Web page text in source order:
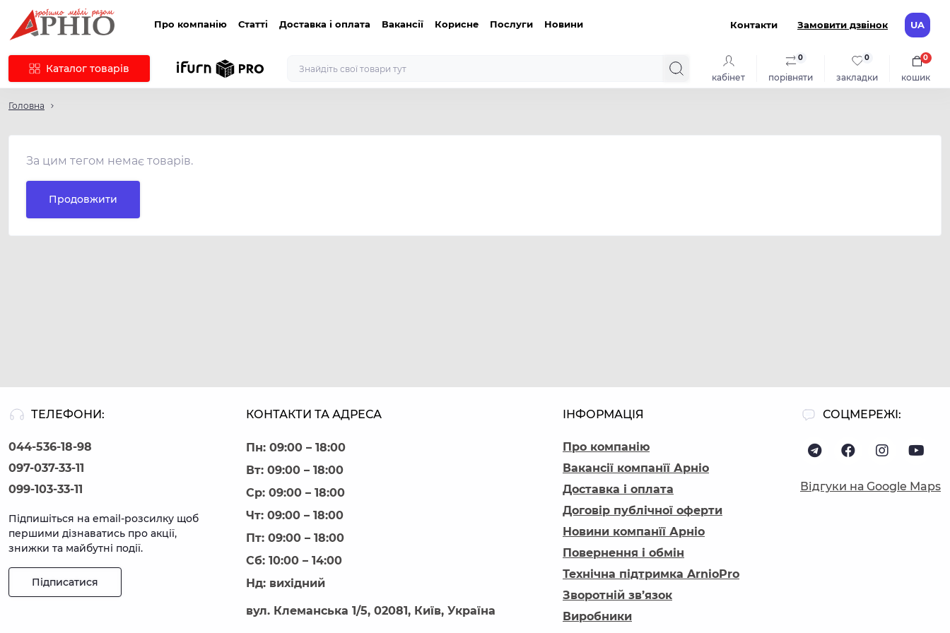
Про компанію Статті Доставка і оплата Вакансії Корисне Послуги Новини Контакти Замовити дзвінок UA
Каталог товарів
кабінет порівняти
0
закладки
0
кошик
0
Головна
За цим тегом немає товарів.
Продовжити
ТЕЛЕФОНИ:
044-536-18-98
097-037-33-11
099-103-33-11
Підпишіться на email-розсилку щоб
першими дізнаватись про акції,
знижки та майбутні події.
Підписатися
КОНТАКТИ ТА АДРЕСА
Пн: 09:00 – 18:00
Вт: 09:00 – 18:00
Ср: 09:00 – 18:00
Чт: 09:00 – 18:00
Пт: 09:00 – 18:00
Сб: 10:00 – 14:00
Нд: вихідний
вул. Клеманська 1/5, 02081, Київ, Україна
ІНФОРМАЦІЯ
Про компанію
Вакансії компанїї Арніо
Доставка і оплата
Договір публічної оферти
Новини компанїї Арніо
Повернення і обмін
Технічна підтримка ArnioPro
Зворотній зв’язок
Виробники
СОЦМЕРЕЖІ:
Відгуки на Google Maps